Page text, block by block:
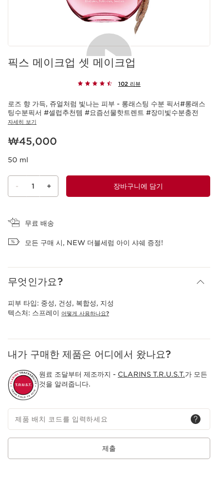
픽스 메이크업 셋 메이크업
102 리뷰
로즈 향 가득, 쥬얼처럼 빛나는 피부 - 롱래스팅 수분 픽서#롱래스
팅수분픽서 #셀럽추천템 #요즘선물핫트렌트 #장미빛수분충전
자세히 보기
현재 가격 ₩45,000
₩45,000
50 ml
- 1 + 장바구니에 담기
무료 배송
모든 구매 시, NEW 더블세럼 아이 샤쉐 증정!
무엇인가요?
피부 타입: 중성, 건성, 복합성, 지성
텍스처: 스프레이 어떻게 사용하나요?
내가 구매한 제품은 어디에서 왔나요?
원료 조달부터 제조까지 - CLARINS T.R.U.S.T.가 모든
것을 알려줍니다.
제품 배치 코드를 입력하세요
제출